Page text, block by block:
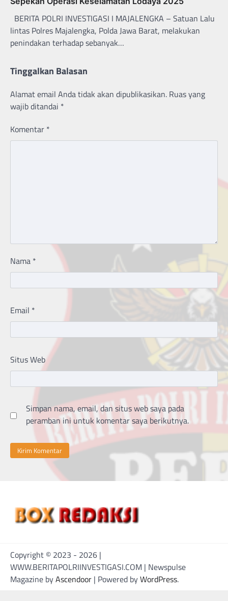
BERITA POLRI INVESTIGASI I MAJALENGKA – Satuan Lalu
lintas Polres Majalengka, Polda Jawa Barat, melakukan
penindakan terhadap sebanyak…
Tinggalkan Balasan
Alamat email Anda tidak akan dipublikasikan. Ruas yang
wajib ditandai *
Komentar *
Nama *
Email *
Situs Web
Simpan nama, email, dan situs web saya pada
peramban ini untuk komentar saya berikutnya.
Copyright © 2023 - 2026 |
WWW.BERITAPOLRIINVESTIGASI.COM | Newspulse
Magazine byAscendoor | Powered byWordPress.